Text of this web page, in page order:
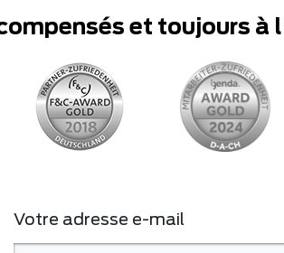
et toujours à
Votre adresse e-mail